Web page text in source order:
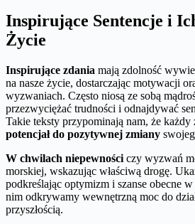
Inspirujące Sentencje i
Życie
Inspirujące zdania mają zdolność
na nasze życie, dostarczając motywacji
wyzwaniach. Często niosą ze sobą
przezwyciężać trudności i odnajdywać
Takie teksty przypominają nam, że każdy
potencjał do pozytywnej zmiany
W chwilach niepewności czy wyzwań
morskiej, wskazując właściwą drogę.
podkreślając optymizm i szanse obecne
nim odkrywamy wewnętrzną moc do
przyszłością.